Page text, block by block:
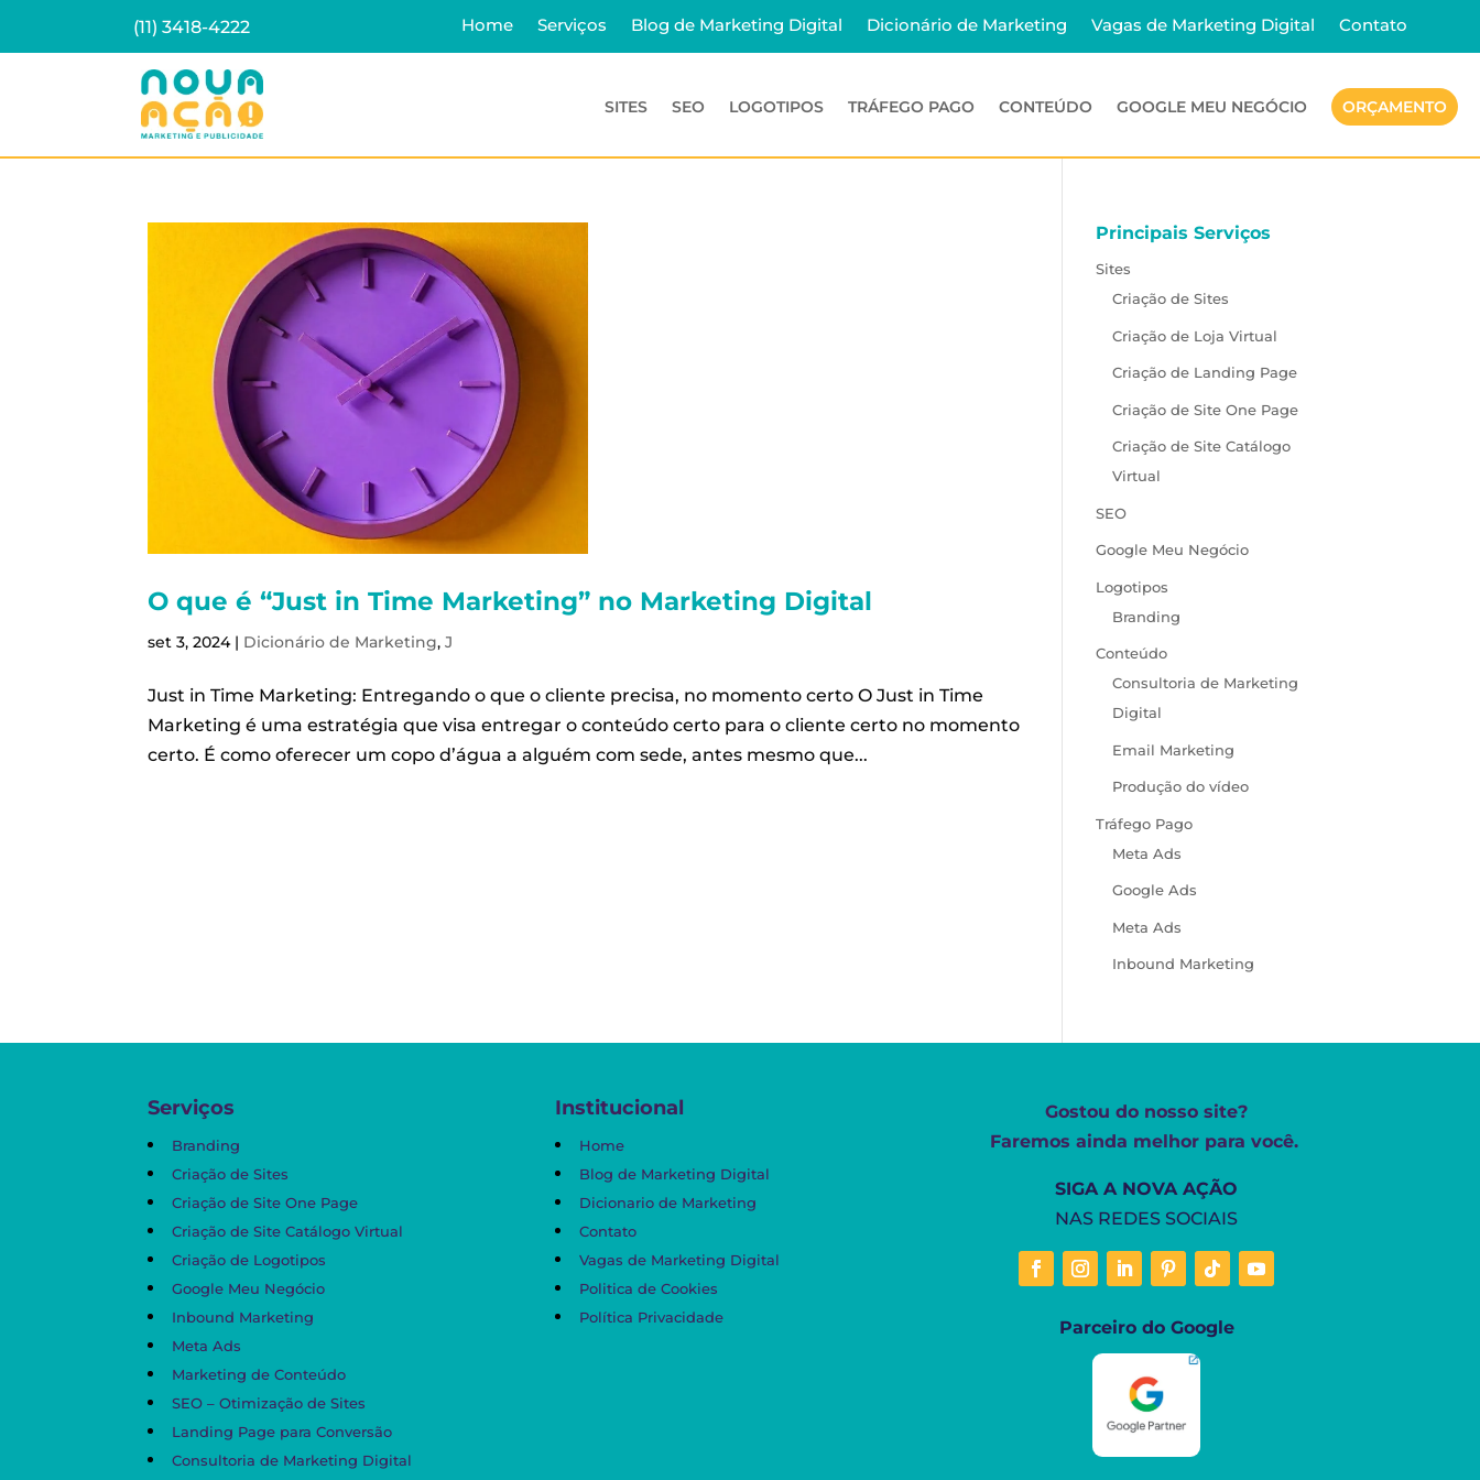
(11) 3418-4222 Home Serviços Blog de Marketing Digital Dicionário de Marketing Vagas de Marketing Digital Contato
SITES SEO LOGOTIPOS TRÁFEGO PAGO CONTEÚDO GOOGLE MEU NEGÓCIO ORÇAMENTO
O que é “Just in Time Marketing” no Marketing Digital
set 3, 2024| Dicionário de Marketing,J
Just in Time Marketing: Entregando o que o cliente precisa, no momento certo O Just in Time
Marketing é uma estratégia que visa entregar o conteúdo certo para o cliente certo no momento
certo. É como oferecer um copo d’água a alguém com sede, antes mesmo que...
Principais Serviços
Sites
Criação de Sites
Criação de Loja Virtual
Criação de Landing Page
Criação de Site One Page
Criação de Site Catálogo
Virtual
SEO
Google Meu Negócio
Logotipos
Branding
Conteúdo
Consultoria de Marketing
Digital
Email Marketing
Produção do vídeo
Tráfego Pago
Meta Ads
Google Ads
Meta Ads
Inbound Marketing
Serviços
Branding
Criação de Sites
Criação de Site One Page
Criação de Site Catálogo Virtual
Criação de Logotipos
Google Meu Negócio
Inbound Marketing
Meta Ads
Marketing de Conteúdo
SEO – Otimização de Sites
Landing Page para Conversão
Consultoria de Marketing Digital
Institucional
Home
Blog de Marketing Digital
Dicionario de Marketing
Contato
Vagas de Marketing Digital
Politica de Cookies
Política Privacidade
Gostou do nosso site?
Faremos ainda melhor para você.
SIGA A NOVA AÇÃO
NAS REDES SOCIAIS
Parceiro do Google